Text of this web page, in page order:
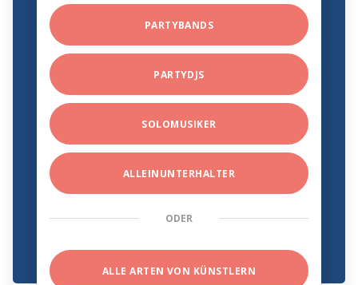
PARTYBANDS
PARTYDJS
SOLOMUSIKER
ALLEINUNTERHALTER
ODER
ALLE ARTEN VON KÜNSTLERN